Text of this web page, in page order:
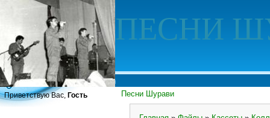
ПЕСНИ
Песни Шурави
Приветствую Вас, Гость